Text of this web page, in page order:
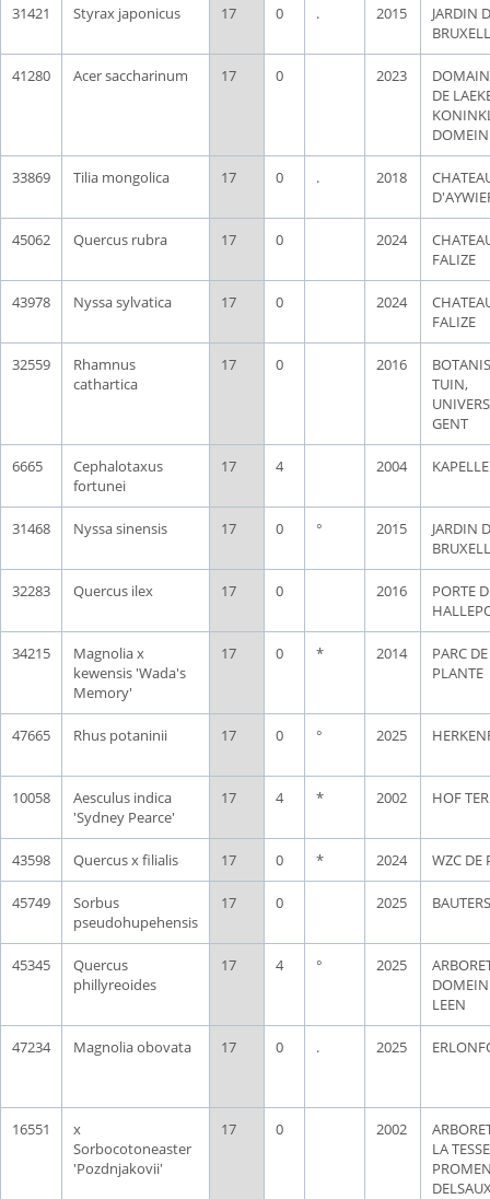
31421 Styrax japonicus 17 0 . 2015
JARDIN
41280 Acer saccharinum 17 0 2023
DE
33869 Tilia mongolica 17 0 . 2018
45062 Quercus rubra 17 0 2024
FALIZE
43978 Nyssa sylvatica 17 0 2024
FALIZE
32559
Rhamnus
cathartica
17 0 2016
TUIN,
GENT
6665
Cephalotaxus
fortunei
17 4 2004
31468 Nyssa sinensis 17 0 ° 2015
JARDIN
32283 Quercus ilex 17 0 2016
PORTE
34215
Magnolia x
kewensis 'Wada's
Memory'
17 0 * 2014
PARC
PLANTE
47665 Rhus potaninii 17 0 ° 2025
10058
Aesculus indica
'Sydney Pearce'
17 4 * 2002 HOF
43598 Quercus x filialis 17 0 * 2024 WZC DE
45749
Sorbus
pseudohupehensis
17 0 2025
45345
Quercus
phillyreoides
17 4 ° 2025
LEEN
47234 Magnolia obovata 17 0 . 2025
16551
x
Sorbocotoneaster
'Pozdnjakovii'
17 0 2002
LA